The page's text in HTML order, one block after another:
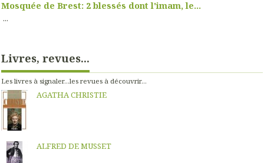
Mosquée de Brest: 2 blessés dont l'imam, le...
...
Livres, revues...
Les livres à signaler...les revues à découvrir...
AGATHA CHRISTIE
ALFRED DE MUSSET